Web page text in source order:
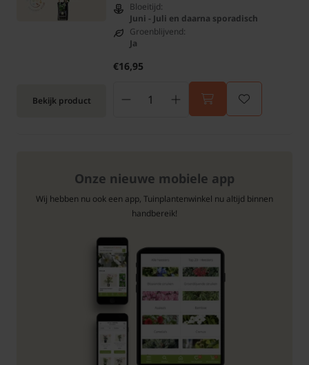
Bekijk product
Bloeitijd:
Juni - Juli en daarna sporadisch
Groenblijvend:
Ja
€16,95
Onze nieuwe mobiele app
Wij hebben nu ook een app, Tuinplantenwinkel nu altijd binnen
handbereik!